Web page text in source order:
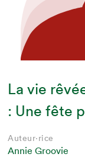
La vie
: Une fête
Auteur·rice
Annie Groovie